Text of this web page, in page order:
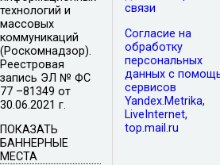
технологий и
массовых
коммуникаций
(Роскомнадзор).
Реестровая
запись ЭЛ № ФС
77 –81349 от
30.06.2021 г.
ПОКАЗАТЬ
БАННЕРНЫЕ
МЕСТА
связи
Согласие на
обработку
персональных
данных с
сервисов
Yandex.Metrika,
LiveInternet,
top.mail.ru